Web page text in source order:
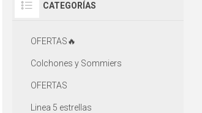
CATEGORÍAS
OFERTAS🔥
Colchones y Sommiers
OFERTAS
Linea 5 estrellas